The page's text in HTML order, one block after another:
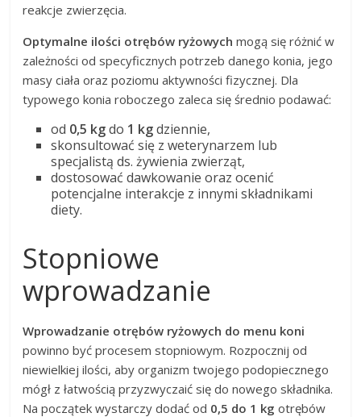
reakcje zwierzęcia.
Optymalne ilości otrębów ryżowych mogą się różnić w
zależności od specyficznych potrzeb danego konia, jego
masy ciała oraz poziomu aktywności fizycznej. Dla
typowego konia roboczego zaleca się średnio podawać:
od 0,5 kgdo 1 kgdziennie,
skonsultować się z weterynarzem lub
specjalistą ds. żywienia zwierząt,
dostosować dawkowanie oraz ocenić
potencjalne interakcje z innymi składnikami
diety.
Stopniowe
wprowadzanie
Wprowadzanie otrębów ryżowych do menu koni
powinno być procesem stopniowym. Rozpocznij od
niewielkiej ilości, aby organizm twojego podopiecznego
mógł z łatwością przyzwyczaić się do nowego składnika.
Na początek wystarczy dodać od 0,5 do 1 kg otrębów